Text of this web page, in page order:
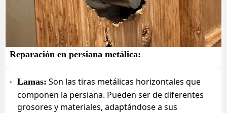
Reparación en persiana metálica:
Lamas: Son las tiras metálicas horizontales que
componen la persiana. Pueden ser de diferentes
grosores y materiales, adaptándose a sus